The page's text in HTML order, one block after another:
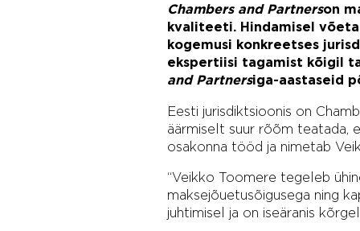
Chambers and Partnerson
kvaliteeti. Hindamisel
kogemusi konkreetses
ekspertiisi tagamist kõigil
and Partnersiga-aastaseid
Eesti jurisdiktsioonis on
äärmiselt suur rõõm teatada,
osakonna tööd ja nimetab
“Veikko Toomere tegeleb
maksejõuetusõigusega ning
juhtimisel ja on iseäranis